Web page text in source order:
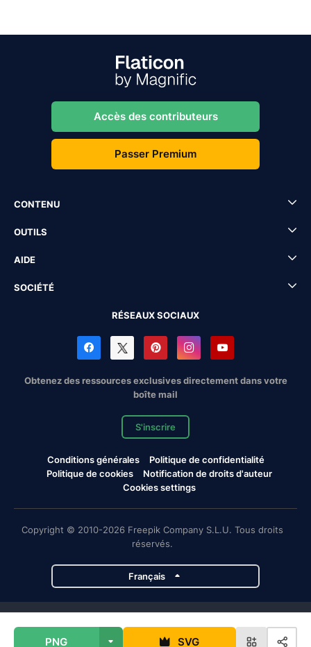
PNG SVG
Accès des contributeurs
Passer Premium
CONTENU
OUTILS
AIDE
SOCIÉTÉ
RÉSEAUX SOCIAUX
Obtenez des ressources exclusives directement dans votre
boîte mail
S'inscrire
Conditions générales
Politique de confidentialité
Politique de cookies
Notification de droits d'auteur
Cookies settings
Copyright © 2010-2026 Freepik Company S.L.U. Tous droits
réservés.
Français